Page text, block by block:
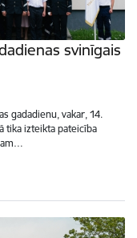
svinīgais
gadadienu, vakar, 14.
tika izteikta pateicība